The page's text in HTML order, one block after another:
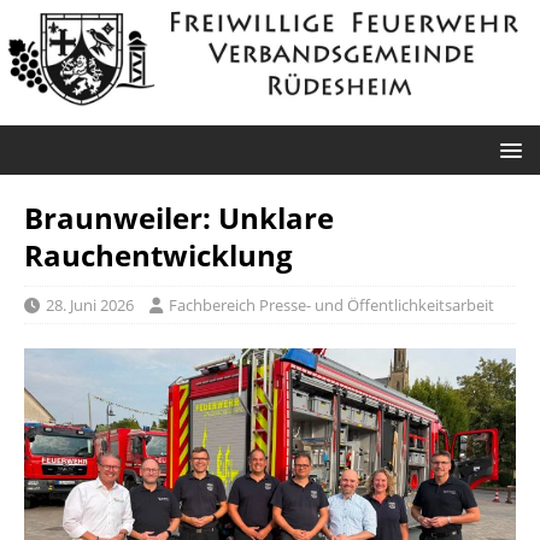
Braunweiler: Unklare
Rauchentwicklung
28. Juni 2026 Fachbereich Presse- und Öffentlichkeitsarbeit